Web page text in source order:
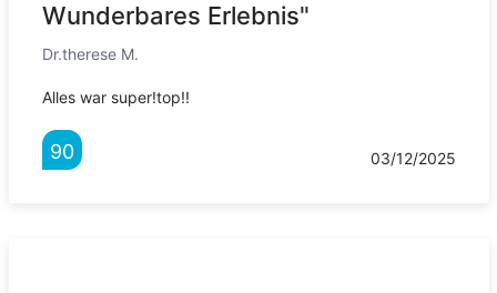
Wunderbares Erlebnis"
Dr.therese M.
Alles war super!top!!
90 03/12/2025